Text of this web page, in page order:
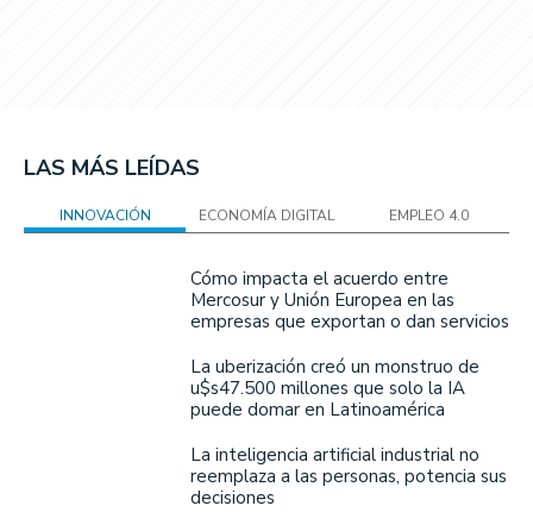
LAS MÁS LEÍDAS
INNOVACIÓN ECONOMÍA DIGITAL EMPLEO 4.0
Cómo impacta el acuerdo entre
Mercosur y Unión Europea en las
empresas que exportan o dan servicios
La uberización creó un monstruo de
u$s47.500 millones que solo la IA
puede domar en Latinoamérica
La inteligencia artificial industrial no
reemplaza a las personas, potencia sus
decisiones